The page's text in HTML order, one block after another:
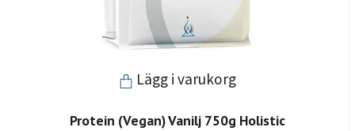
Lägg i varukorg
Protein (Vegan) Vanilj 750g Holistic